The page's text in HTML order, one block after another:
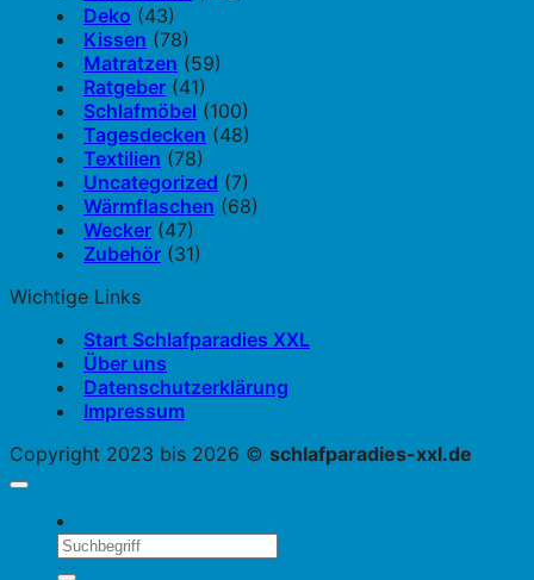
Deko (43)
Kissen (78)
Matratzen (59)
Ratgeber (41)
Schlafmöbel (100)
Tagesdecken (48)
Textilien (78)
Uncategorized (7)
Wärmflaschen (68)
Wecker (47)
Zubehör (31)
Wichtige Links
Start Schlafparadies XXL
Über uns
Datenschutzerklärung
Impressum
Copyright 2023 bis 2026 © schlafparadies-xxl.de